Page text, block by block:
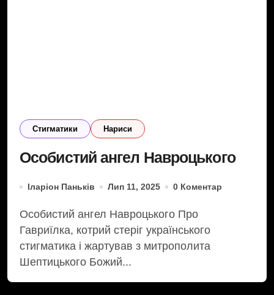
Cтигматики Нариси
Особистий ангел Навроцького
Іларіон Паньків Лип 11, 2025 0 Коментар
Особистий ангел Навроцького Про
Гавриїлка, котрий стеріг українського
стигматика і жартував з митрополита
Шептицького Божий...